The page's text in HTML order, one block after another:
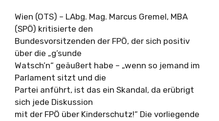
Wien (OTS) – LAbg. Mag. Marcus Gremel, MBA
(SPÖ) kritisierte den
Bundesvorsitzenden der FPÖ, der sich positiv
über die „g’sunde
Watsch’n“ geäußert habe – „wenn so jemand im
Parlament sitzt und die
Partei anführt, ist das ein Skandal, da erübrigt
sich jede Diskussion
mit der FPÖ über Kinderschutz!“ Die vorliegende